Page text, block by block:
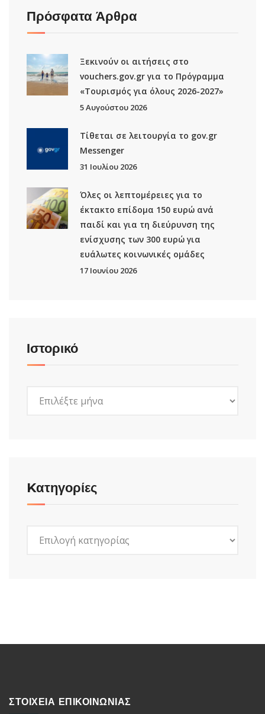
Πρόσφατα Άρθρα
Ξεκινούν οι αιτήσεις στο
vouchers.gov.gr για το Πρόγραμμα
«Τουρισμός για όλους 2026-2027»
5 Αυγούστου 2026
Τίθεται σε λειτουργία το gov.gr
Μessenger
31 Ιουλίου 2026
Όλες οι λεπτομέρειες για το
έκτακτο επίδομα 150 ευρώ ανά
παιδί και για τη διεύρυνση της
ενίσχυσης των 300 ευρώ για
ευάλωτες κοινωνικές ομάδες
17 Ιουνίου 2026
Ιστορικό
Kατηγορίες
ΣΤΟΙΧΕΙΑ ΕΠΙΚΟΙΝΩΝΙΑΣ